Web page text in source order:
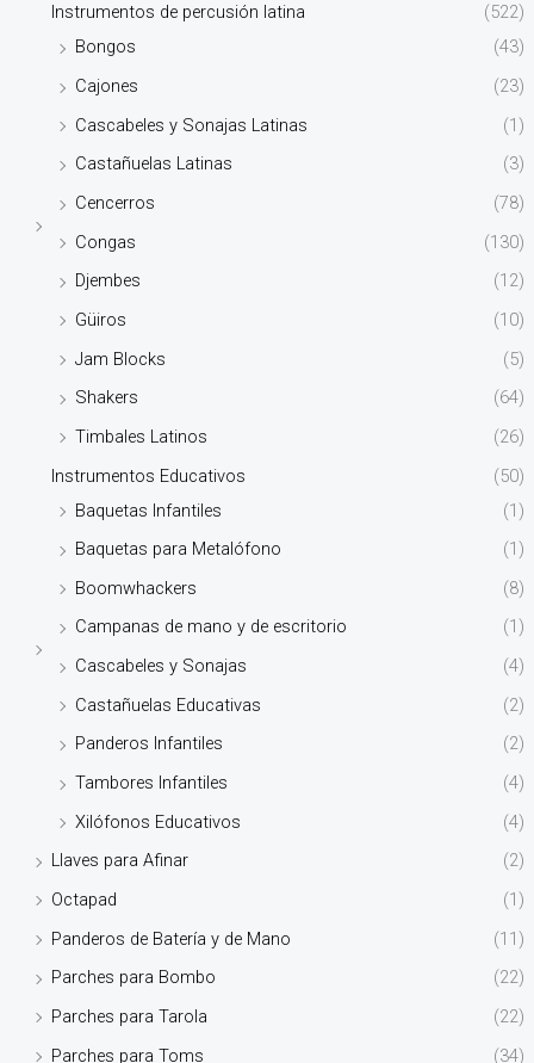
Instrumentos de percusión latina
(522)
Bongos
(43)
Cajones
(23)
Cascabeles y Sonajas Latinas
(1)
Castañuelas Latinas
(3)
Cencerros
(78)
Congas
(130)
Djembes
(12)
Güiros
(10)
Jam Blocks
(5)
Shakers
(64)
Timbales Latinos
(26)
Instrumentos Educativos
(50)
Baquetas Infantiles
(1)
Baquetas para Metalófono
(1)
Boomwhackers
(8)
Campanas de mano y de escritorio
(1)
Cascabeles y Sonajas
(4)
Castañuelas Educativas
(2)
Panderos Infantiles
(2)
Tambores Infantiles
(4)
Xilófonos Educativos
(4)
Llaves para Afinar
(2)
Octapad
(1)
Panderos de Batería y de Mano
(11)
Parches para Bombo
(22)
Parches para Tarola
(22)
Parches para Toms
(34)